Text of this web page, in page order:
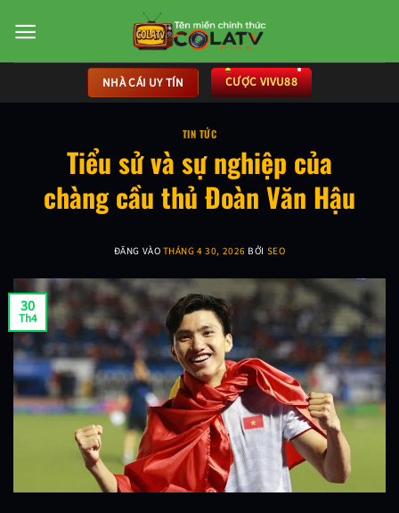
qua
NHÀ CÁI UY TÍN CƯỢC VIVU88
TIN TỨC
Tiểu sử và sự nghiệp của
chàng cầu thủ Đoàn Văn Hậu
ĐĂNG VÀO THÁNG 4 30, 2026 BỞI SEO
30
Th4